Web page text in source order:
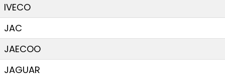
IVECO
JAC
JAECOO
JAGUAR